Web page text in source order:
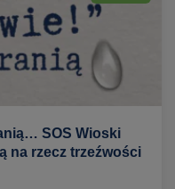
SOS Wioski
na rzecz trzeźwości